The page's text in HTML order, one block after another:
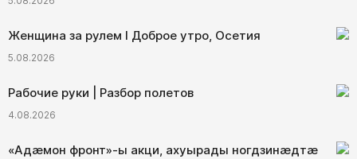
Женщина за рулем I Доброе утро, Осетия
5.08.2026
Рабочие руки | Разбор полетов
4.08.2026
«Адæмон фронт»-ы акци, ахуырады ногдзинæдтæ